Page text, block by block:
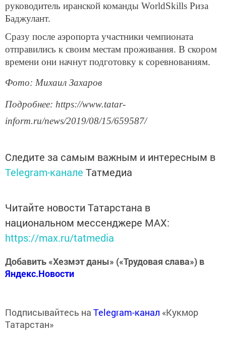
руководитель иранской команды WorldSkills Риза
Баджулант.
Сразу после аэропорта участники чемпионата
отправились к своим местам проживания. В скором
времени они начнут подготовку к соревнованиям.
Фото: Михаил Захаров
Подробнее: https://www.tatar-
inform.ru/news/2019/08/15/659587/
Следите за самым важным и интересным в
Telegram-канале Татмедиа
Читайте новости Татарстана в
национальном мессенджере MАХ:
https://max.ru/tatmedia
Добавить «Хезмэт даны» («Трудовая слава») в
Яндекс.Новости
Подписывайтесь на Telegram-канал «Кукмор
Татарстан»